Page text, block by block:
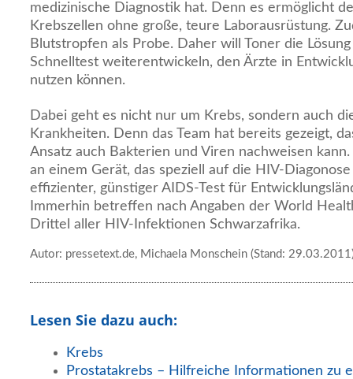
medizinische Diagnostik hat. Denn es ermöglicht
Krebszellen ohne große, teure Laborausrüstung.
Blutstropfen als Probe. Daher will Toner die
Schnelltest weiterentwickeln, den Ärzte in
nutzen können.
Dabei geht es nicht nur um Krebs, sondern auch
Krankheiten. Denn das Team hat bereits gezeigt,
Ansatz auch Bakterien und Viren nachweisen
an einem Gerät, das speziell auf die HIV-
effizienter, günstiger AIDS-Test für
Immerhin betreffen nach Angaben der World
Drittel aller HIV-Infektionen Schwarzafrika.
Autor: pressetext.de, Michaela Monschein (Stand:
Lesen Sie dazu auch:
Krebs
Prostatakrebs – Hilfreiche Informationen zu